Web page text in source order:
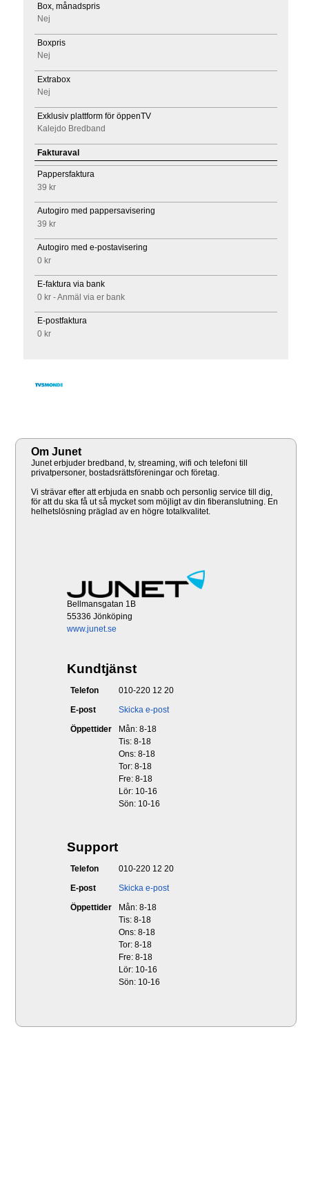
Box, månadspris
Nej
Boxpris
Nej
Extrabox
Nej
Exklusiv plattform för öppenTV
Kalejdo Bredband
Fakturaval
Pappersfaktura
39 kr
Autogiro med pappersavisering
39 kr
Autogiro med e-postavisering
0 kr
E-faktura via bank
0 kr - Anmäl via er bank
E-postfaktura
0 kr
Om Junet
Junet erbjuder bredband, tv, streaming, wifi och telefoni till
privatpersoner, bostadsrättsföreningar och företag.
Vi strävar efter att erbjuda en snabb och personlig service till dig,
för att du ska få ut så mycket som möjligt av din fiberanslutning. En
helhetslösning präglad av en högre totalkvalitet.
Bellmansgatan 1B
55336 Jönköping
www.junet.se
Kundtjänst
Telefon
010-220 12 20
E-post
Skicka e-post
Öppettider
Mån: 8-18
Tis: 8-18
Ons: 8-18
Tor: 8-18
Fre: 8-18
Lör: 10-16
Sön: 10-16
Support
Telefon
010-220 12 20
E-post
Skicka e-post
Öppettider
Mån: 8-18
Tis: 8-18
Ons: 8-18
Tor: 8-18
Fre: 8-18
Lör: 10-16
Sön: 10-16